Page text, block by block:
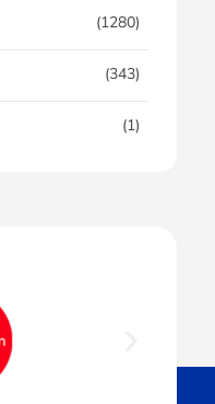
(1280)
(343)
(1)